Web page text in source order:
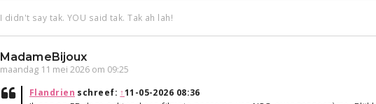
I didn't say tak. YOU said tak. Tak ah lah!
MadameBijoux
maandag 11 mei 2026 om 09:25
Flandrien schreef: ↑11-05-2026 08:36